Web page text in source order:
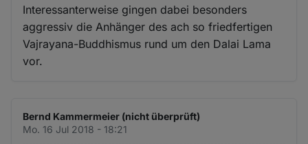
Interessanterweise gingen dabei besonders
aggressiv die Anhänger des ach so friedfertigen
Vajrayana-Buddhismus rund um den Dalai Lama
vor.
Bernd Kammermeier (nicht überprüft)
Mo. 16 Jul 2018 - 18:21